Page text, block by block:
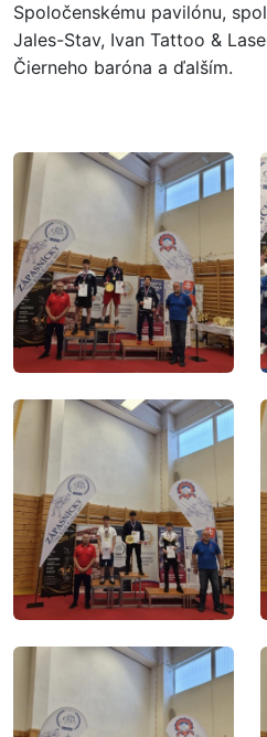
Spoločenskému pavilónu,
Jales-Stav, Ivan Tattoo &
Čierneho baróna a ďalším.